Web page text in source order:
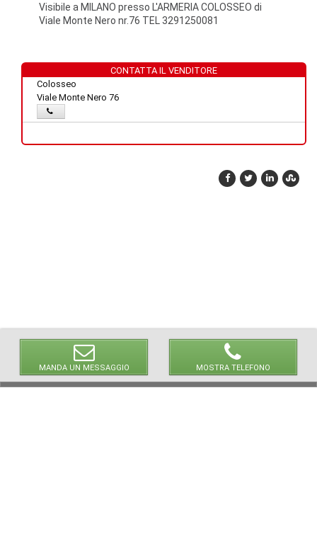
Visibile a MILANO presso L'ARMERIA COLOSSEO di
Viale Monte Nero nr.76 TEL 3291250081
MANDA UN MESSAGGIO MOSTRA TELEFONO
CONTATTA IL VENDITORE
Colosseo
Viale Monte Nero 76